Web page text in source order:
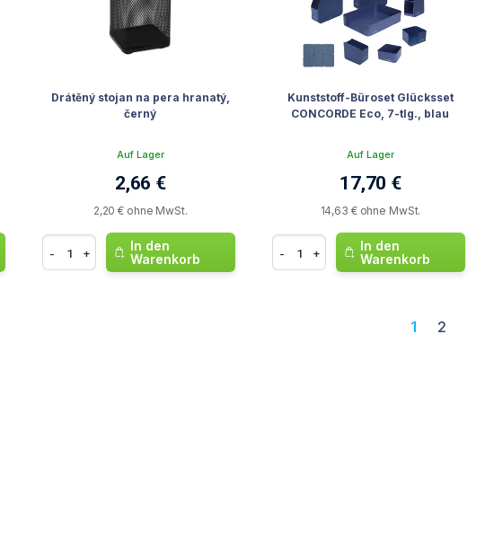
Drátěný stojan na pera hranatý,
černý
Auf Lager
2,66 €
2,20 € ohne MwSt.
- +
In den
Warenkorb
Kunststoff-Büroset Glücksset
CONCORDE Eco, 7-tlg., blau
Auf Lager
17,70 €
14,63 € ohne MwSt.
- +
In den
Warenkorb
1 2